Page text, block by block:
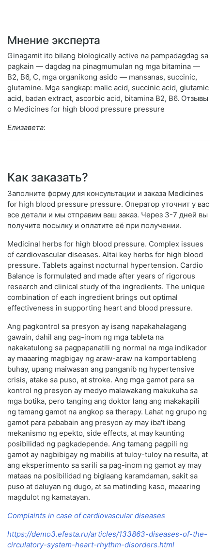
Мнение эксперта
Ginagamit ito bilang biologically active na pampadagdag sa
pagkain — dagdag na pinagmumulan ng mga bitamina —
B2, B6, C, mga organikong asido — mansanas, succinic,
glutamine. Mga sangkap: malic acid, succinic acid, glutamic
acid, badan extract, ascorbic acid, bitamina B2, B6. Отзывы
о Medicines for high blood pressure pressure
Елизавета:
Как заказать?
Заполните форму для консультации и заказа Medicines
for high blood pressure pressure. Оператор уточнит у вас
все детали и мы отправим ваш заказ. Через 3-7 дней вы
получите посылку и оплатите её при получении.
Medicinal herbs for high blood pressure. Complex issues
of cardiovascular diseases. Altai key herbs for high blood
pressure. Tablets against nocturnal hypertension. Cardio
Balance is formulated and made after years of rigorous
research and clinical study of the ingredients. The unique
combination of each ingredient brings out optimal
effectiveness in supporting heart and blood pressure.
Ang pagkontrol sa presyon ay isang napakahalagang
gawain, dahil ang pag-inom ng mga tableta na
nakakatulong sa pagpapanatili ng normal na mga indikador
ay maaaring magbigay ng araw-araw na komportableng
buhay, upang maiwasan ang panganib ng hypertensive
crisis, atake sa puso, at stroke. Ang mga gamot para sa
kontrol ng presyon ay medyo malawakang makukuha sa
mga botika, pero tanging ang doktor lang ang makakapili
ng tamang gamot na angkop sa therapy. Lahat ng grupo ng
gamot para pababain ang presyon ay may iba't ibang
mekanismo ng epekto, side effects, at may kaunting
posibilidad ng pagkadepende. Ang tamang pagpili ng
gamot ay nagbibigay ng mabilis at tuloy-tuloy na resulta, at
ang eksperimento sa sarili sa pag-inom ng gamot ay may
mataas na posibilidad ng biglaang karamdaman, sakit sa
puso at daluyan ng dugo, at sa matinding kaso, maaaring
magdulot ng kamatayan.
Complaints in case of cardiovascular diseases
https://demo3.efesta.ru/articles/133863-diseases-of-the-
circulatory-system-heart-rhythm-disorders.html